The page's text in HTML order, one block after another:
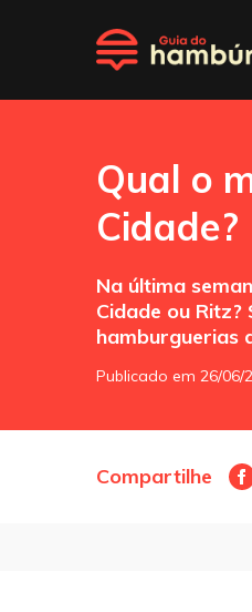
Qual o
Cidade?
Na última
Cidade ou
hamburguerias
Publicado em 26/
Compartilhe